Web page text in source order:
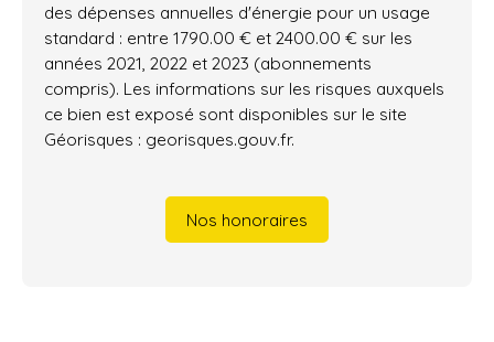
des dépenses annuelles d'énergie pour un usage
standard : entre 1790.00 € et 2400.00 € sur les
années 2021, 2022 et 2023 (abonnements
compris). Les informations sur les risques auxquels
ce bien est exposé sont disponibles sur le site
Géorisques : georisques.gouv.fr.
Nos honoraires